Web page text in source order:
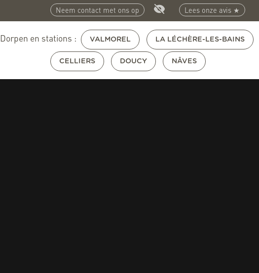
Neem contact met ons op Lees onze avis ★
Dorpen en stations : VALMOREL LA LÉCHÈRE-LES-BAINS
CELLIERS DOUCY NÂVES